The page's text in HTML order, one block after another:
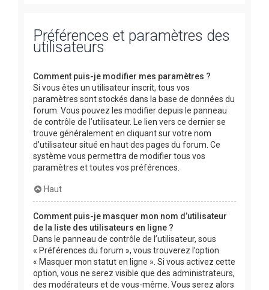
Préférences et paramètres des
utilisateurs
Comment puis-je modifier mes paramètres ?
Si vous êtes un utilisateur inscrit, tous vos
paramètres sont stockés dans la base de données du
forum. Vous pouvez les modifier depuis le panneau
de contrôle de l’utilisateur. Le lien vers ce dernier se
trouve généralement en cliquant sur votre nom
d’utilisateur situé en haut des pages du forum. Ce
système vous permettra de modifier tous vos
paramètres et toutes vos préférences.
Haut
Comment puis-je masquer mon nom d’utilisateur
de la liste des utilisateurs en ligne ?
Dans le panneau de contrôle de l’utilisateur, sous
« Préférences du forum », vous trouverez l’option
« Masquer mon statut en ligne ». Si vous activez cette
option, vous ne serez visible que des administrateurs,
des modérateurs et de vous-même. Vous serez alors